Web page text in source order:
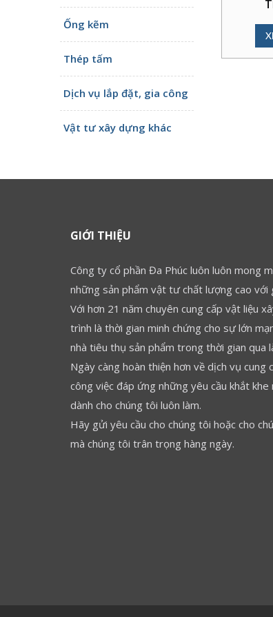
Ống kẽm
Thép tấm
Dịch vụ lắp đặt, gia công
Vật tư xây dựng khác
GIỚI THIỆU
Công ty cổ phần Đa Phúc luôn luôn mong
những sản phẩm vật tư chất lượng cao với
Với hơn 21 năm chuyên cung cấp vật liệu
trình là thời gian minh chứng cho sự lớn
nhà tiêu thụ sản phẩm trong thời gian qua
Ngày càng hoàn thiện hơn về dịch vụ
công việc đáp ứng những yêu cầu khắt
dành cho chúng tôi luôn làm.
Hãy gửi yêu cầu cho chúng tôi hoặc cho
mà chúng tôi trân trọng hàng ngày.